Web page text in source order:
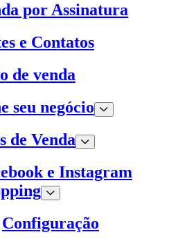
por Assinatura
e Contatos
de venda
seu negócio
de Venda
e Instagram
Configuração